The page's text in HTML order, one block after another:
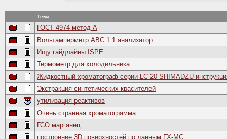
Тема
ГОСТ 4974 метод А
Вольтамперметр ABC 1.1 анализатор
Ищу гайдлайны ISPE
Термометр для холодильника
Жидкостный хроматограф серии LC-20 SHIMADZU
Экстракция синтетических красителей
утилизация реактивов
Очень странная хроматограмма
ГСО марганец
построение 3D поверхностей по данным ГХ-МС